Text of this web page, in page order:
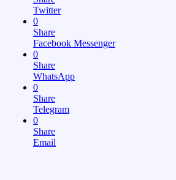
Twitter
0
Share
Facebook Messenger
0
Share
WhatsApp
0
Share
Telegram
0
Share
Email